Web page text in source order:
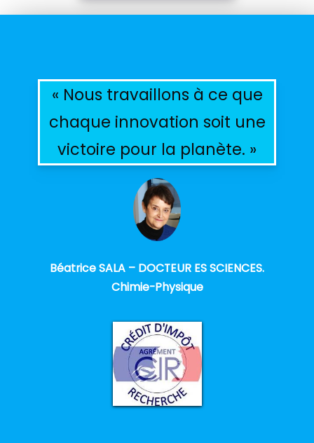
« Nous travaillons à ce que
chaque innovation soit une
victoire pour la planète. »
Béatrice SALA – DOCTEUR ES SCIENCES.
Chimie-Physique